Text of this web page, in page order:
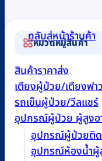
กลับสู่หน้าร้านค้า
low
to
high
หมวดหมู่สินค้า
สินค้าราคาส่ง
เตียงผู้ป่วย/เตียงฟา
รถเข็นผู้ป่วย/วีลแชร์
อุปกรณ์ผู้ป่วย ผู้สูงอ
อุปกรณ์ผู้ป่วยติ
อุปกรณ์ห้องน้ำผู้